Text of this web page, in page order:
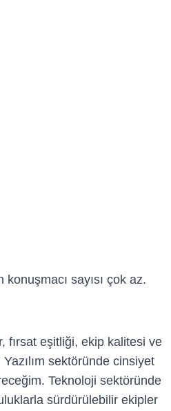
sayısı çok az.
fırsat eşitliği, ekip kalitesi ve
sektöründe cinsiyet
Teknoloji sektöründe
sürdürülebilir ekipler